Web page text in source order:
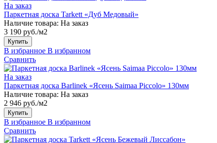
На заказ
Паркетная доска Tarkett «Дуб Медовый»
Наличие товара: На заказ
3 190 руб./м2
Купить
В избранное В избранном
Сравнить
На заказ
Паркетная доска Barlinek «Ясень Saimaa Piccolo» 130мм
Наличие товара: На заказ
2 946 руб./м2
Купить
В избранное В избранном
Сравнить